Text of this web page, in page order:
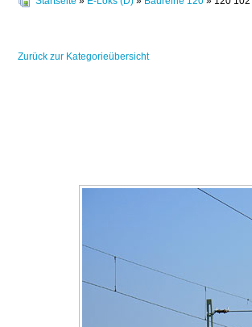
Zurück zur Kategorieübersicht